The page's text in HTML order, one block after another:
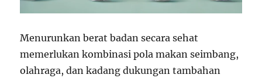
Menurunkan berat badan secara sehat
memerlukan kombinasi pola makan seimbang,
olahraga, dan kadang dukungan tambahan